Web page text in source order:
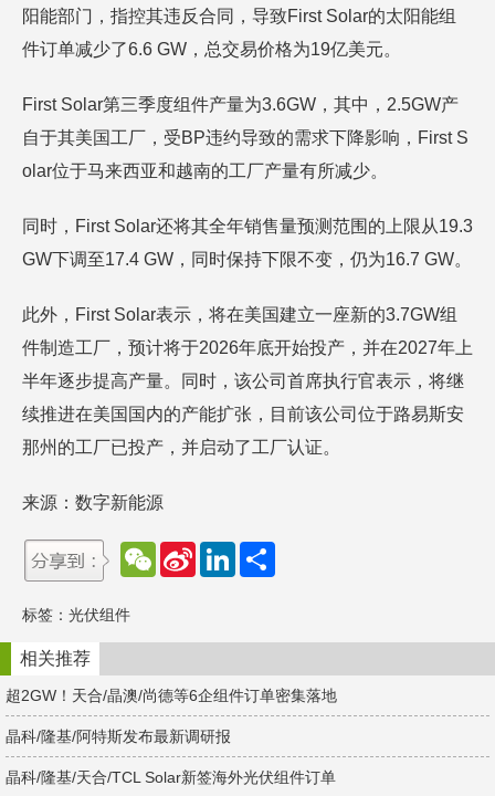
阳能部门，指控其违反合同，导致First Solar的太阳能组
件订单减少了6.6 GW，总交易价格为19亿美元。
First Solar第三季度组件产量为3.6GW，其中，2.5GW产
自于其美国工厂，受BP违约导致的需求下降影响，First S
olar位于马来西亚和越南的工厂产量有所减少。
同时，First Solar还将其全年销售量预测范围的上限从19.3
GW下调至17.4 GW，同时保持下限不变，仍为16.7 GW。
此外，First Solar表示，将在美国建立一座新的3.7GW组
件制造工厂，预计将于2026年底开始投产，并在2027年上
半年逐步提高产量。同时，该公司首席执行官表示，将继
续推进在美国国内的产能扩张，目前该公司位于路易斯安
那州的工厂已投产，并启动了工厂认证。
来源：数字新能源
W
e
t
S
e
b
o
L
d
n
标签： 光伏组件
相关推荐
超2GW！天合/晶澳/尚德等6企组件订单密集落地
晶科/隆基/阿特斯发布最新调研报
晶科/隆基/天合/TCL Solar新签海外光伏组件订单